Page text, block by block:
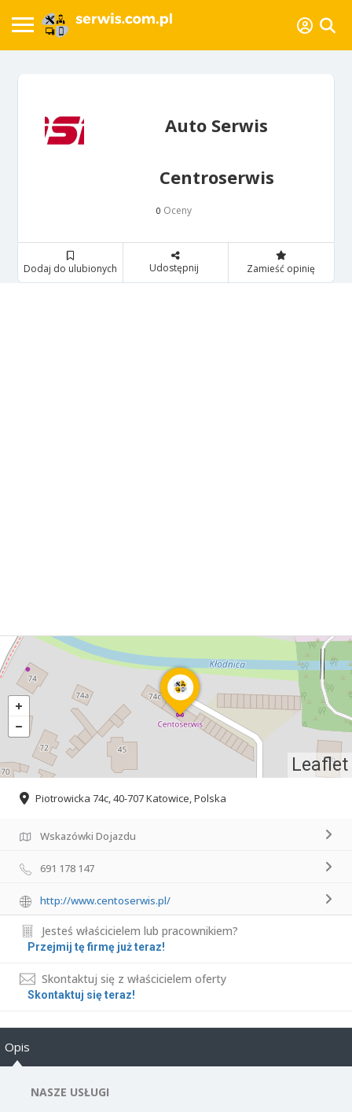
Auto Serwis
Centroserwis
0 Oceny
Dodaj do ulubionych Udostępnij Zamieść opinię
Leaflet
Piotrowicka 74c, 40-707 Katowice, Polska
Wskazówki Dojazdu
691 178 147
http://www.centoserwis.pl/
Jesteś właścicielem lub pracownikiem?
Przejmij tę firmę już teraz!
Skontaktuj się z właścicielem oferty
Skontaktuj się teraz!
Opis
NASZE USŁUGI